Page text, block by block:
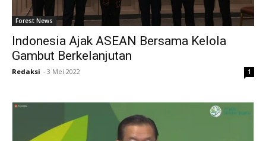
Forest News
Indonesia Ajak ASEAN Bersama Kelola
Gambut Berkelanjutan
Redaksi - 3 Mei 2022 1